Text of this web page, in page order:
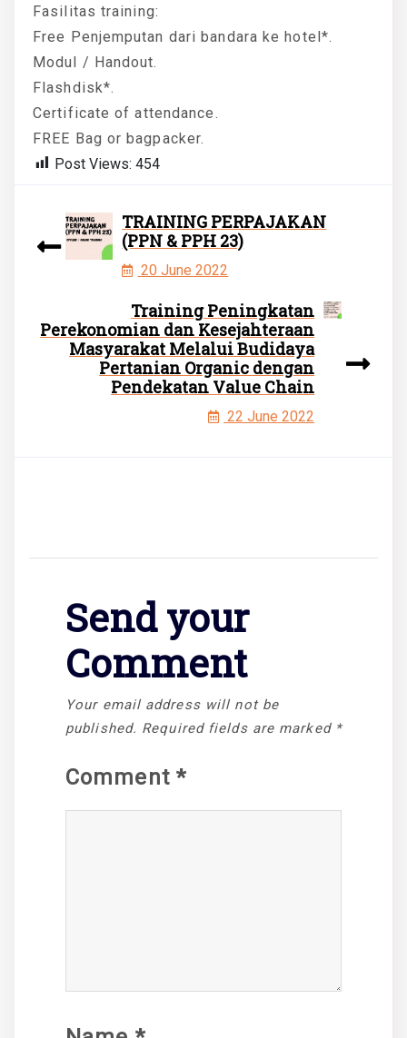
Fasilitas training:
Free Penjemputan dari bandara ke hotel*.
Modul / Handout.
Flashdisk*.
Certificate of attendance.
FREE Bag or bagpacker.
Post Views: 454
TRAINING PERPAJAKAN
(PPN & PPH 23)
20 June 2022
Training Peningkatan
Perekonomian dan Kesejahteraan
Masyarakat Melalui Budidaya
Pertanian Organic dengan
Pendekatan Value Chain
22 June 2022
Send your
Comment
Your email address will not be
published. Required fields are marked *
Comment *